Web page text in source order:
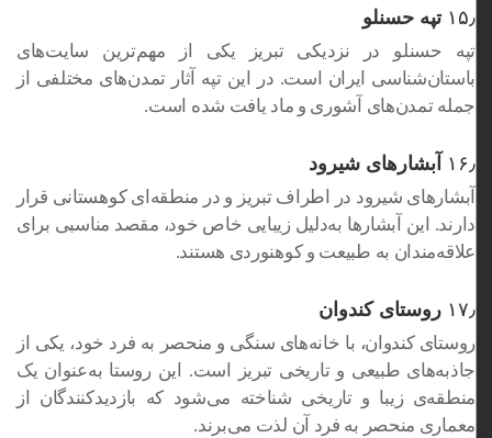
۱۵٫ تپه حسنلو
تپه حسنلو در نزدیکی تبریز یکی از مهم‌ترین سایت‌های
باستان‌شناسی ایران است. در این تپه آثار تمدن‌های مختلفی از
جمله تمدن‌های آشوری و ماد یافت شده است.
۱۶٫ آبشارهای شیرود
آبشارهای شیرود در اطراف تبریز و در منطقه‌ای کوهستانی قرار
دارند. این آبشارها به‌دلیل زیبایی خاص خود، مقصد مناسبی برای
علاقه‌مندان به طبیعت و کوهنوردی هستند.
۱۷٫ روستای کندوان
روستای کندوان، با خانه‌های سنگی و منحصر به فرد خود، یکی از
جاذبه‌های طبیعی و تاریخی تبریز است. این روستا به‌عنوان یک
منطقه‌ی زیبا و تاریخی شناخته می‌شود که بازدیدکنندگان از
معماری منحصر به فرد آن لذت می‌برند.